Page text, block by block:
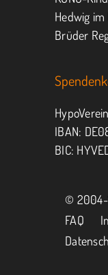
Hedwig
Brüder
IBAN:
BIC:
© 2004-
FAQ